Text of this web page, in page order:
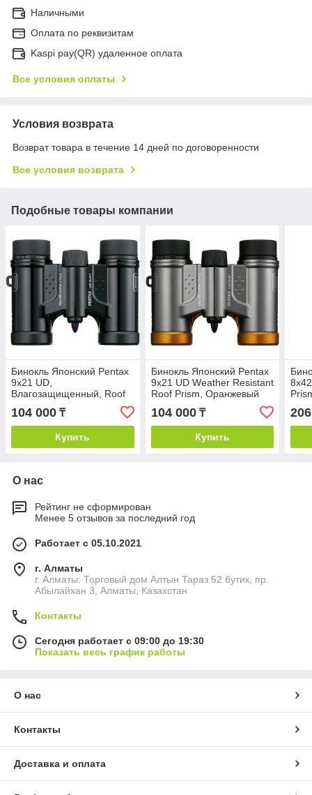
Наличными
Оплата по реквизитам
Kaspi pay(QR) удаленное оплата
Все условия оплаты
Условия возврата
Возврат товара в течение 14 дней по договоренности
Все условия возврата
Подобные товары компании
Бинокль Японский Pentax
9x21 UD,
Влагозащищенный, Roof
Prism, 6° Угол Обзора,
Черный
104 000 ₸
Купить
Бинокль Японский Pentax
9x21 UD Weather Resistant
Roof Prism, Оранжевый
104 000₸
Купить
О нас
Рейтинг не сформирован
Менее 5 отзывов за последний год
Работает с 05.10.2021
г. Алматы
г. Алматы: Торговый дом Алтын Тараз 52 бутик, пр.
Абылайхан 3, Алматы, Казахстан
Контакты
Сегодня работает с 09:00 до 19:30
Показать весь график работы
О нас
Контакты
Доставка и оплата